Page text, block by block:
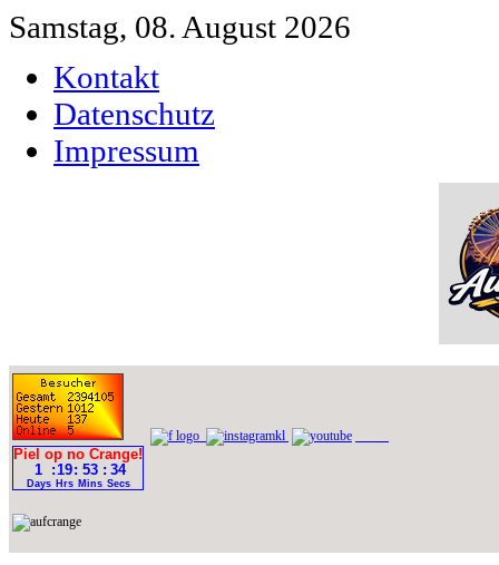
Samstag, 08. August 2026
Kontakt
Datenschutz
Impressum